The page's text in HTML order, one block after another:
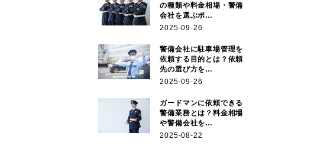
の種類や料金相場・警備
会社を選ぶポ…
2025-09-26
警備会社に駐車場管理を
依頼する目的とは？依頼
先の選び方を…
2025-09-26
ガードマンに依頼できる
警備業務とは？料金相場
や警備会社を…
2025-08-22